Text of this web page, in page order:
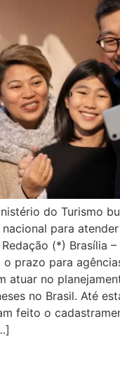
do Turismo
para
(*) Brasília –
o prazo para
atuar no
no Brasil. Até
feito o